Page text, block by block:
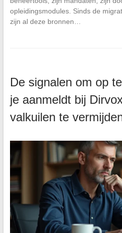
opleidingsmodules. Sinds de
zijn al deze bronnen…
De signalen om op
je aanmeldt bij
valkuilen te